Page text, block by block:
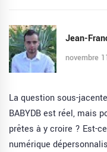
Jean-
novembre
La question sous-
BABYDB est réel, mais
prêtes à y croire ? Est-
numérique